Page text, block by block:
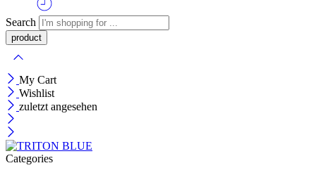
Search
My Cart
Wishlist
zuletzt angesehen
Categories